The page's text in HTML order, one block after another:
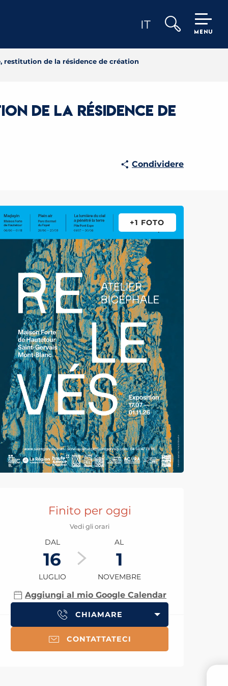
IT
MENU
restitution de la résidence de création
de la résidence de
Condividere
+1 FOTO
Orari e contatti
Finito per oggi
Vedi gli orari
DAL
16
LUGLIO
AL
1
NOVEMBRE
Aggiungi al mio Google Calendar
CHIAMARE
CONTATTATECI